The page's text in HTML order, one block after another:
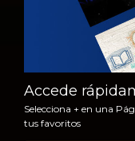
Accede
Selecciona + en una
tus favoritos